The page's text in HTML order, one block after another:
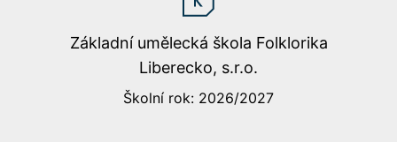
Základní umělecká škola Folklorika
Liberecko, s.r.o.
Školní rok: 2026/2027